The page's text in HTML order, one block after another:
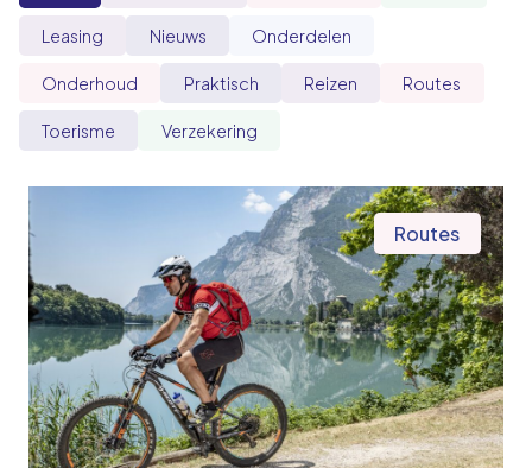
Leasing Nieuws Onderdelen
Onderhoud Praktisch Reizen Routes
Toerisme Verzekering
Routes